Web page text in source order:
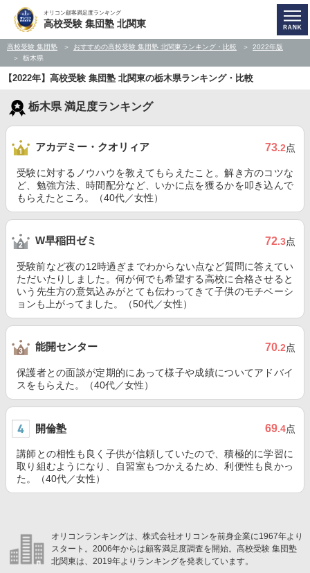
オリコン顧客満足度ランキング
高校受験 集団塾 北関東
高校受験 集団塾 おすすめの高校受験 集団塾 北関東ランキング・比較
2022年版
栃木県
【2022年】高校受験 集団塾 北関東の栃木県ランキング・比較
栃木県 満足度ランキング
アカデミー・クオリィア 73.2点
受験に対するノウハウを教えてもらえたこと。解き方のコツな
ど、勉強方法、時間配分など、いかに点を獲るかを叩き込んで
もらえたところ。（40代／女性）
W早稲田ゼミ 72.3点
受験前など夜の12時過ぎまでわからない点など質問に答えてい
ただいたりしました。何が何でも希望する高校に合格させると
いう先生方の意気込みがとても伝わってきて子供のモチベーシ
ョンも上がってました。（50代／女性）
能開センター 70.2点
保護者との面談が定期的にあって様子や成績についてアドバイ
スをもらえた。（40代／女性）
開倫塾 69.4点
講師との相性も良く子供が信頼していたので、積極的に学習に
取り組むようになり、自習室もつかえるため、利便性も良かっ
た。（40代／女性）
オリコンランキングは、株式会社オリコンを前身企業に1967年より
スタート。2006年からは顧客満足度調査を開始。高校受験 集団塾
北関東は、2019年よりランキングを発表しています。